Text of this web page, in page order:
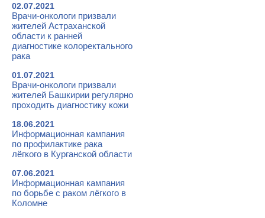
02.07.2021
Врачи-онкологи призвали
жителей Астраханской
области к ранней
диагностике колоректального
рака
01.07.2021
Врачи-онкологи призвали
жителей Башкирии регулярно
проходить диагностику кожи
18.06.2021
Информационная кампания
по профилактике рака
лёгкого в Курганской области
07.06.2021
Информационная кампания
по борьбе с раком лёгкого в
Коломне